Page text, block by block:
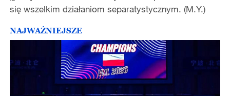
się wszelkim działaniom separatystycznym. (M.Y.)
NAJWAŻNIEJSZE